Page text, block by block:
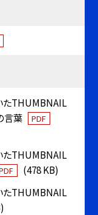
たTHUMBNAIL
言葉
PDF
たTHUMBNAIL
(478 KB)
たTHUMBNAIL